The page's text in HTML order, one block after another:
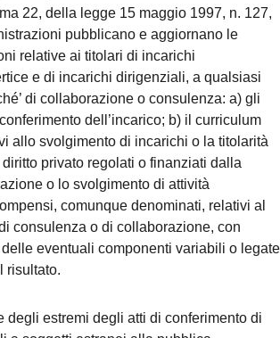
22, della legge 15 maggio 1997, n. 127,
pubblicano e aggiornano le
relative ai titolari di incarichi
e di incarichi dirigenziali, a qualsiasi
di collaborazione o consulenza: a) gli
dell’incarico; b) il curriculum
allo svolgimento di incarichi o la titolarità
privato regolati o finanziati dalla
o lo svolgimento di attività
comunque denominati, relativi al
consulenza o di collaborazione, con
eventuali componenti variabili o legate
risultato.
degli estremi degli atti di conferimento di